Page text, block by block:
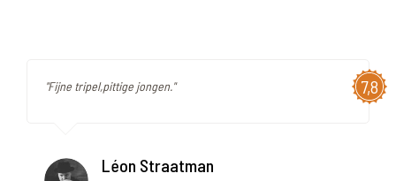
7,8
"Fijne tripel,pittige jongen."
Léon Straatman